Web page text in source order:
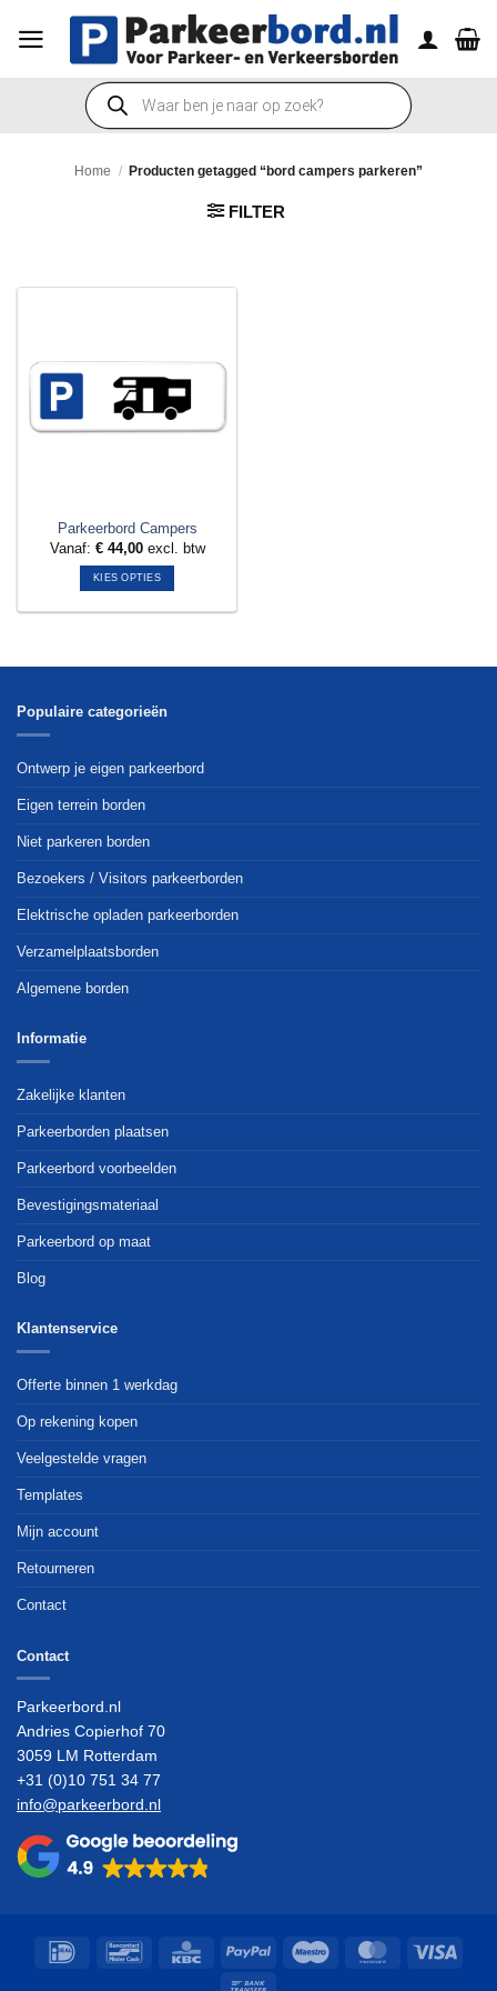
naar
Producten
zoeken
Home / Producten getagged “bord campers parkeren”
FILTER
Parkeerbord Campers
Vanaf: €44,00excl. btw
KIES OPTIES
meerdere
Deze
gekozen
worden
de
Populaire categorieën
Ontwerp je eigen parkeerbord
Eigen terrein borden
Niet parkeren borden
Bezoekers / Visitors parkeerborden
Elektrische opladen parkeerborden
Verzamelplaatsborden
Algemene borden
Informatie
Zakelijke klanten
Parkeerborden plaatsen
Parkeerbord voorbeelden
Bevestigingsmateriaal
Parkeerbord op maat
Blog
Klantenservice
Offerte binnen 1 werkdag
Op rekening kopen
Veelgestelde vragen
Templates
Mijn account
Retourneren
Contact
Contact
Parkeerbord.nl
Andries Copierhof 70
3059 LM Rotterdam
+31 (0)10 751 34 77
info@parkeerbord.nl
IDeal Bancontact KBC PayPal Maestro MasterCard